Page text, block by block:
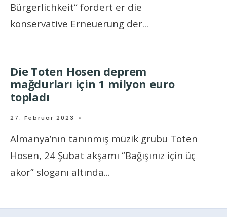
Bürgerlichkeit“ fordert er die
konservative Erneuerung der...
Die Toten Hosen deprem
mağdurları için 1 milyon euro
topladı
27. Februar 2023 •
Almanya’nın tanınmış müzik grubu Toten
Hosen, 24 Şubat akşamı “Bağışınız için üç
akor” sloganı altında...